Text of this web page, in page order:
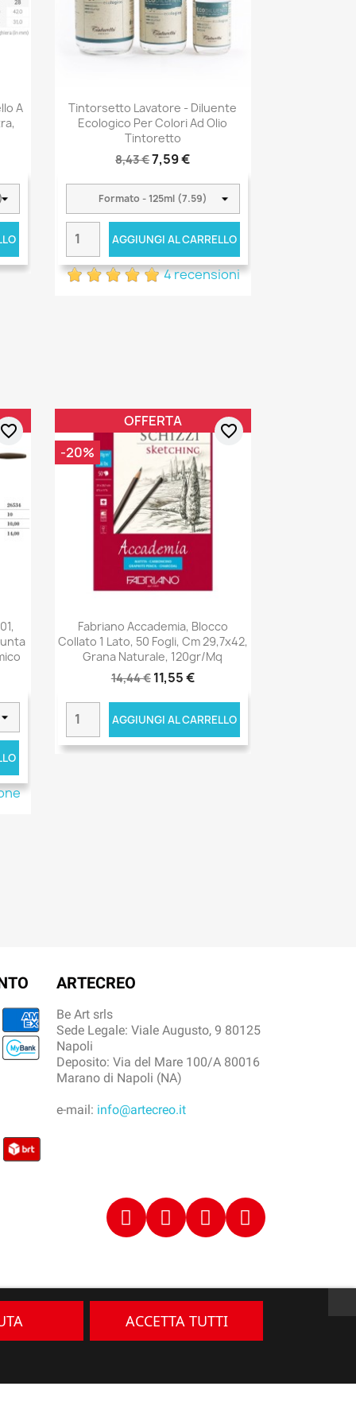
A
Tintorsetto Lavatore - Diluente
Ecologico Per Colori Ad Olio
Tintoretto
8,43 €7,59 €
AGGIUNGI AL CARRELLO
4 recensioni
favorite_border
Fabriano Accademia, Blocco
Collato 1 Lato, 50 Fogli, Cm 29,7x42,
Grana Naturale, 120gr/mq
14,44 € 11,55 €
AGGIUNGI AL CARRELLO
OFFERTA
-20%
favorite_border
ARTECREO
Be Art srls
Sede Legale: Viale Augusto, 9 80125
Napoli
Deposito: Via del Mare 100/A 80016
Marano di Napoli (NA)
e-mail: info@artecreo.it
ACCETTA TUTTI